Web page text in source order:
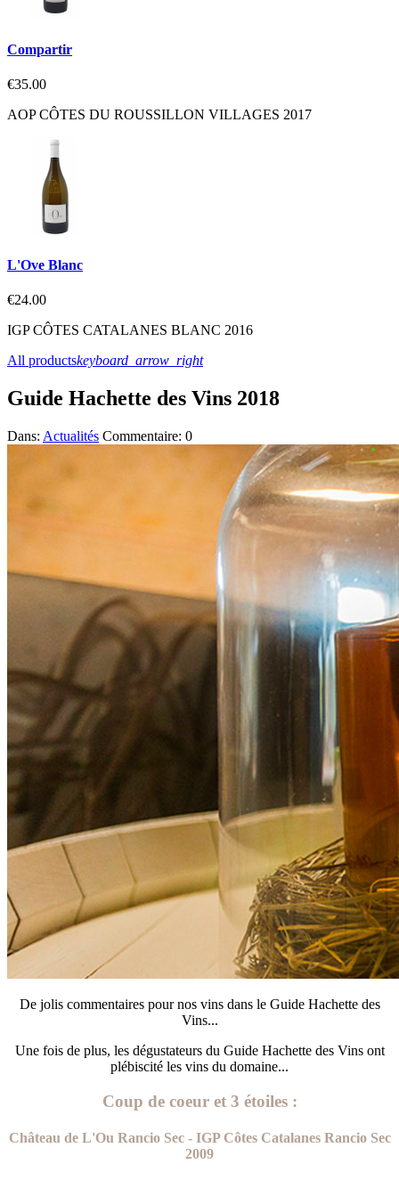
Compartir
€35.00
AOP CÔTES DU ROUSSILLON VILLAGES 2017
L'Ove Blanc
€24.00
IGP CÔTES CATALANES BLANC 2016
All productskeyboard_arrow_right
Guide Hachette des Vins 2018
Dans: Actualités Commentaire: 0
De jolis commentaires pour nos vins dans le Guide Hachette des
Vins...
Une fois de plus, les dégustateurs du Guide Hachette des Vins ont
plébiscité les vins du domaine...
Coup de coeur et 3 étoiles :
Château de L'Ou Rancio Sec - IGP Côtes Catalanes Rancio Sec
2009